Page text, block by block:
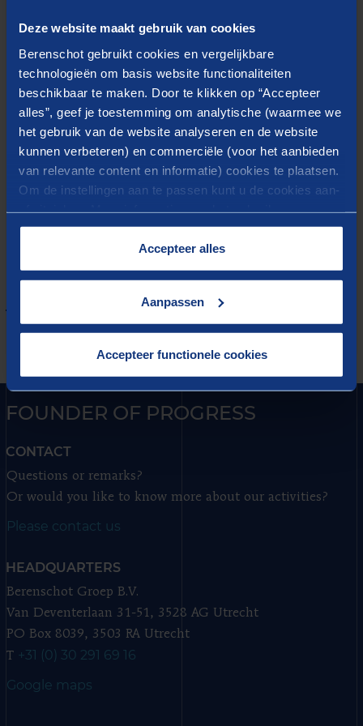
Deze website maakt gebruik van cookies
Berenschot gebruikt cookies en vergelijkbare
technologieën om basis website functionaliteiten
beschikbaar te maken. Door te klikken op “Accepteer
alles”, geef je toestemming om analytische (waarmee we
het gebruik van de website analyseren en de website
kunnen verbeteren) en commerciële (voor het aanbieden
van relevante content en informatie) cookies te plaatsen.
Om de instellingen aan te passen kunt u de cookies aan-
cookies op onze website treft u in onze
Accepteer alles
Aanpassen
Accepteer functionele cookies
incididunt ut labore et dolore magna aliqua. Ut enim
ad minim veniam, quis nostrud exercitation ullamco
laboris nisi ut aliquip ex ea commodo consequat.
Duis aute irure dolor in reprehenderit in voluptate
velit esse cillum dolore eu fugiat nulla pariatur.
Excepteur sint occaecat cupidatat non proident, sunt
in culpa qui officia deserunt mollit anim id est
laborum.
FOUNDER OF PROGRESS
CONTACT
Questions or remarks?
Or would you like to know more about our activities?
Please contact us
HEADQUARTERS
Berenschot Groep B.V.
Van Deventerlaan 31-51, 3528 AG Utrecht
PO Box 8039, 3503 RA Utrecht
T +31 (0) 30 291 69 16
Google maps